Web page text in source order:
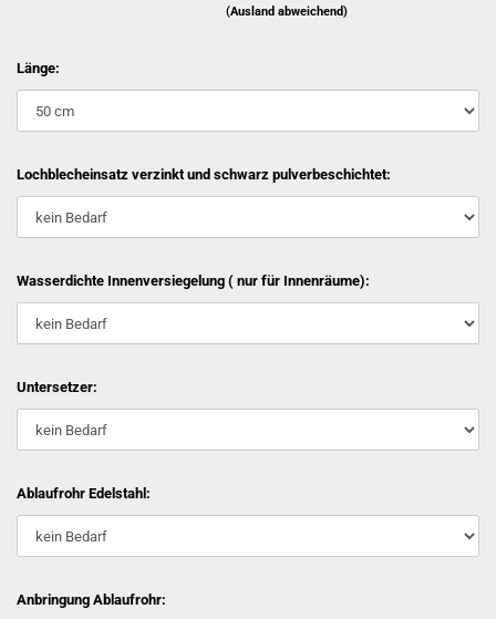
(Ausland abweichend)
Länge:
Lochblecheinsatz verzinkt und schwarz pulverbeschichtet:
Wasserdichte Innenversiegelung ( nur für Innenräume):
Untersetzer:
Ablaufrohr Edelstahl:
Anbringung Ablaufrohr: